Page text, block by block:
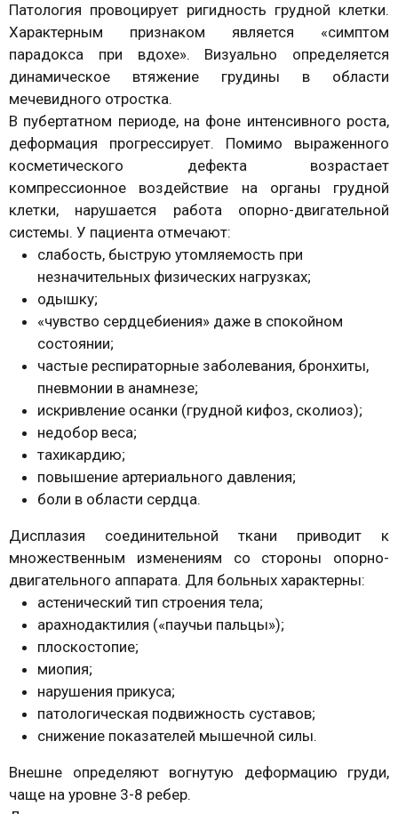
Патология провоцирует ригидность грудной клетки.
Характерным признаком является «симптом
парадокса при вдохе». Визуально определяется
динамическое втяжение грудины в области
мечевидного отростка.
В пубертатном периоде, на фоне интенсивного роста,
деформация прогрессирует. Помимо выраженного
косметического дефекта возрастает
компрессионное воздействие на органы грудной
клетки, нарушается работа опорно-двигательной
системы. У пациента отмечают:
слабость, быструю утомляемость при
незначительных физических нагрузках;
одышку;
«чувство сердцебиения» даже в спокойном
состоянии;
частые респираторные заболевания, бронхиты,
пневмонии в анамнезе;
искривление осанки (грудной кифоз, сколиоз);
недобор веса;
тахикардию;
повышение артериального давления;
боли в области сердца.
Дисплазия соединительной ткани приводит к
множественным изменениям со стороны опорно-
двигательного аппарата. Для больных характерны:
астенический тип строения тела;
арахнодактилия («паучьи пальцы»);
плоскостопие;
миопия;
нарушения прикуса;
патологическая подвижность суставов;
снижение показателей мышечной силы.
Внешне определяют вогнутую деформацию груди,
чаще на уровне 3-8 ребер.